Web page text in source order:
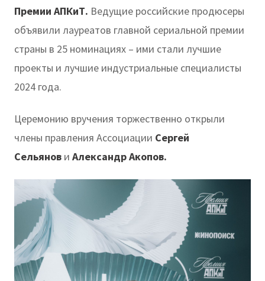
Премии АПКиТ. Ведущие российские продюсеры
объявили лауреатов главной сериальной премии
страны в 25 номинациях – ими стали лучшие
проекты и лучшие индустриальные специалисты
2024 года.
Церемонию вручения торжественно открыли
члены правления Ассоциации Сергей
Сельянов и Александр Акопов.